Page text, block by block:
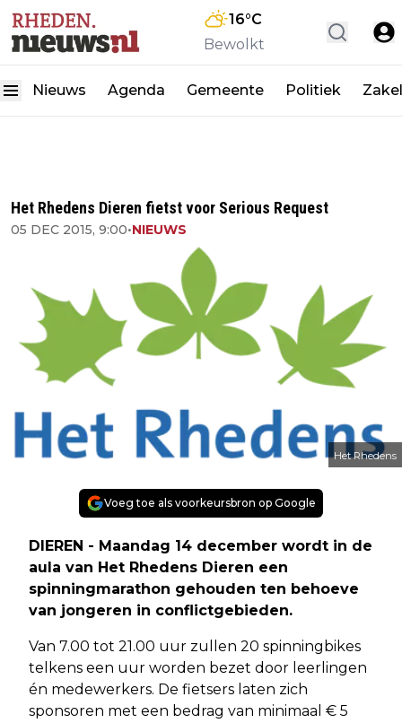
16°C
Bewolkt
Nieuws Agenda Gemeente Politiek
Het Rhedens Dieren fietst voor Serious Request
05 DEC 2015, 9:00•NIEUWS
Het Rhedens
Voeg toe als voorkeursbron op Google
DIEREN - Maandag 14 december wordt in de
aula van Het Rhedens Dieren een
spinningmarathon gehouden ten behoeve
van jongeren in conflictgebieden.
Van 7.00 tot 21.00 uur zullen 20 spinningbikes
telkens een uur worden bezet door leerlingen
én medewerkers. De fietsers laten zich
sponsoren met een bedrag van minimaal € 5